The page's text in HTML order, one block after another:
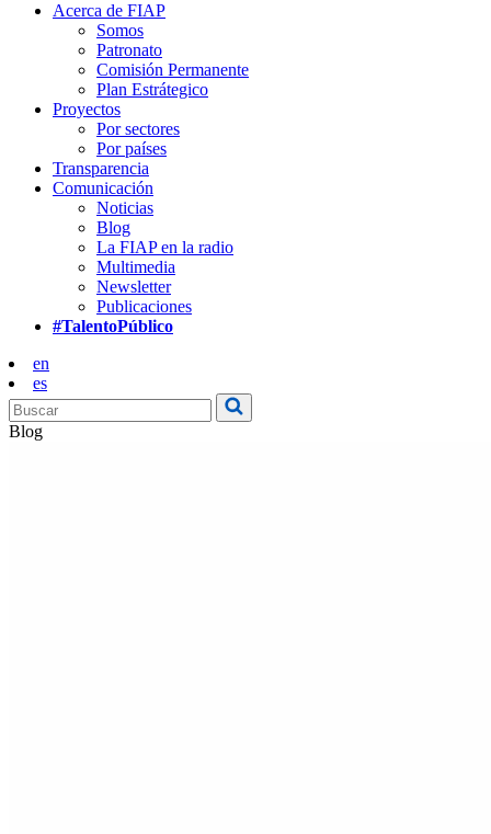
Acerca de FIAP
Somos
Patronato
Comisión Permanente
Plan Estrátegico
Proyectos
Por sectores
Por países
Transparencia
Comunicación
Noticias
Blog
La FIAP en la radio
Multimedia
Newsletter
Publicaciones
#TalentoPúblico
en
es
Blog